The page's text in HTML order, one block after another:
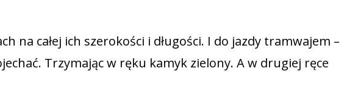
na całej ich szerokości i długości. I do jazdy tramwajem –
Trzymając w ręku kamyk zielony. A w drugiej ręce